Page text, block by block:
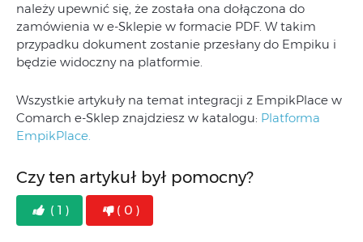
należy upewnić się, że została ona dołączona do
zamówienia w e-Sklepie w formacie PDF. W takim
przypadku dokument zostanie przesłany do Empiku i
będzie widoczny na platformie.
Wszystkie artykuły na temat integracji z EmpikPlace w
Comarch e-Sklep znajdziesz w katalogu: Platforma
EmpikPlace.
Czy ten artykuł był pomocny?
( 1 ) ( 0 )